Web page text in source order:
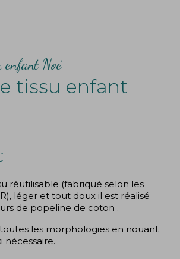
enfant Noé
tissu enfant
réutilisable (fabriqué selon les
léger et tout doux il est réalisé
de popeline de coton .
les morphologies en nouant
nécessaire.